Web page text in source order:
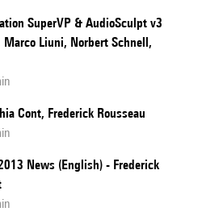
SuperVP & AudioSculpt v3
Marco Liuni, Norbert Schnell,
Cont, Frederick Rousseau
News (English) - Frederick